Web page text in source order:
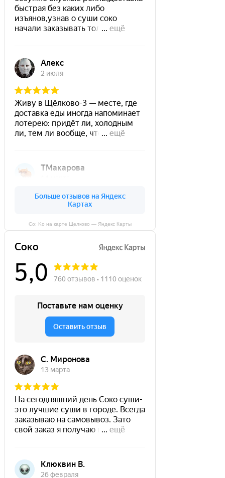
Co: Ko на карте Щелково — Яндекс Карты